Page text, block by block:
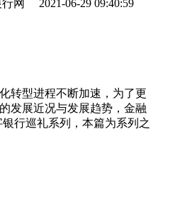
网 2021-06-29 09:40:59
转型进程不断加速，为了更
发展近况与发展趋势，金融
行巡礼系列，本篇为系列之